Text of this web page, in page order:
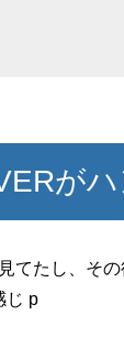
がハ
てたし、そ
じ p